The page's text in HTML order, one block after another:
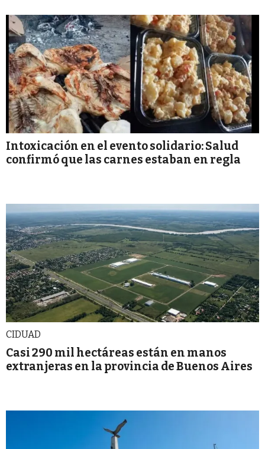
Intoxicación en el evento solidario: Salud
confirmó que las carnes estaban en regla
CIDUAD
Casi 290 mil hectáreas están en manos
extranjeras en la provincia de Buenos Aires